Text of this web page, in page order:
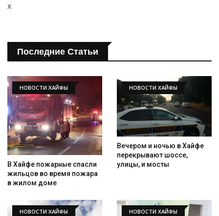
x
Последние Статьи
НОВОСТИ ХАЙФЫ
В Хайфе пожарные спасли
жильцов во время пожара
в жилом доме
НОВОСТИ ХАЙФЫ
Вечером и ночью в Хайфе
перекрывают шоссе,
улицы, и мосты
НОВОСТИ ХАЙФЫ НОВОСТИ ХАЙФЫ